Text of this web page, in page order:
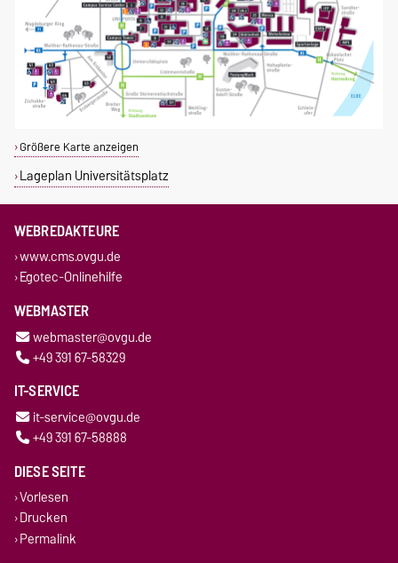
Größere Karte anzeigen
Lageplan Universitätsplatz
WEBREDAKTEURE
www.cms.ovgu.de
Egotec-Onlinehilfe
WEBMASTER
webmaster@ovgu.de
+49 391 67-58329
IT-SERVICE
it-service@ovgu.de
+49 391 67-58888
DIESE SEITE
Vorlesen
Drucken
Permalink